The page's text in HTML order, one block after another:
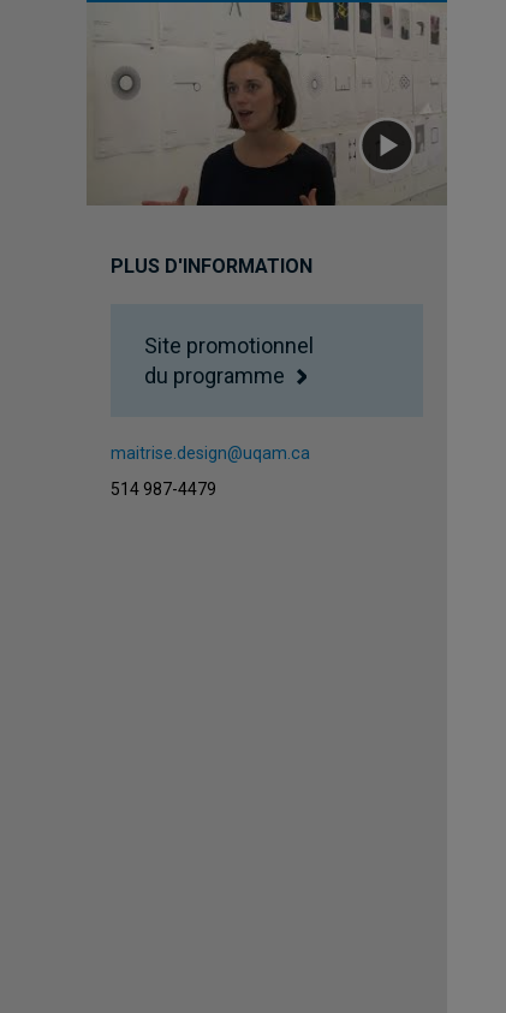
PLUS D'INFORMATION
Site promotionnel
du programme
maitrise.design@uqam.ca
514 987-4479